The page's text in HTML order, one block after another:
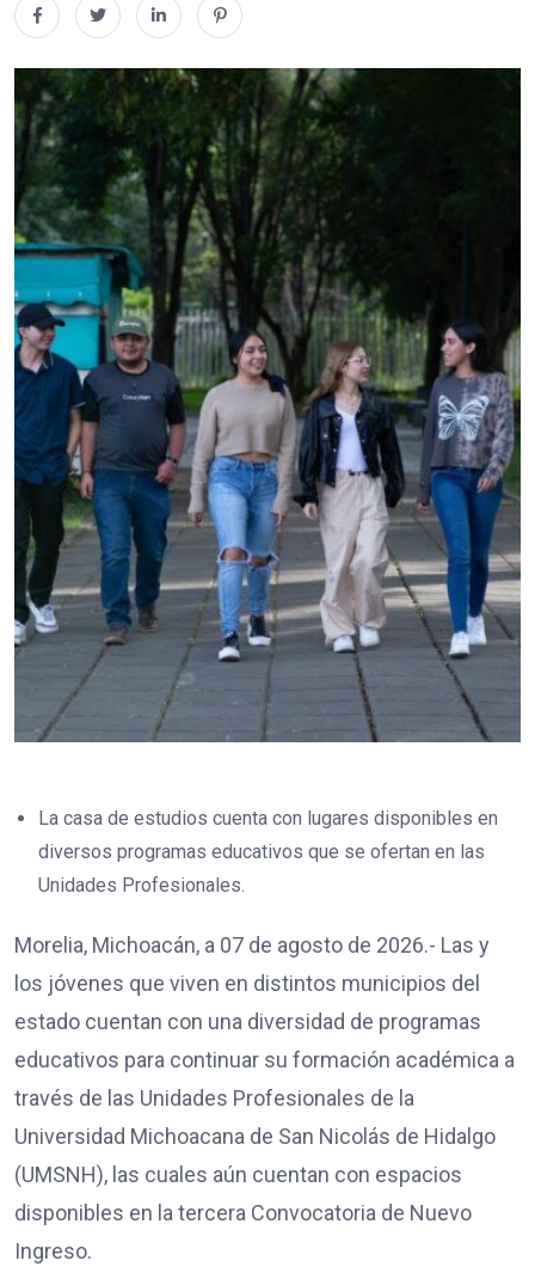
La casa de estudios cuenta con lugares disponibles en
diversos programas educativos que se ofertan en las
Unidades Profesionales.
Morelia, Michoacán, a 07 de agosto de 2026.- Las y
los jóvenes que viven en distintos municipios del
estado cuentan con una diversidad de programas
educativos para continuar su formación académica a
través de las Unidades Profesionales de la
Universidad Michoacana de San Nicolás de Hidalgo
(UMSNH), las cuales aún cuentan con espacios
disponibles en la tercera Convocatoria de Nuevo
Ingreso.